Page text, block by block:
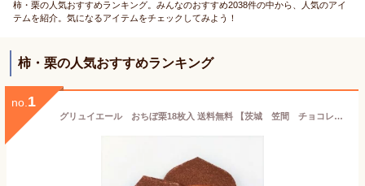
柿・栗の人気おすすめランキング。みんなのおすすめ2038件の中から、人気のアイ
テムを紹介。気になるアイテムをチェックしてみよう！
柿・栗の人気おすすめランキング
no. 1
グリュイエール おちぼ栗18枚入 送料無料 【茨城 笠間 チョコレート クッキー 栗 くちどけ ほろほろ スイーツ お取り寄せスイーツ】